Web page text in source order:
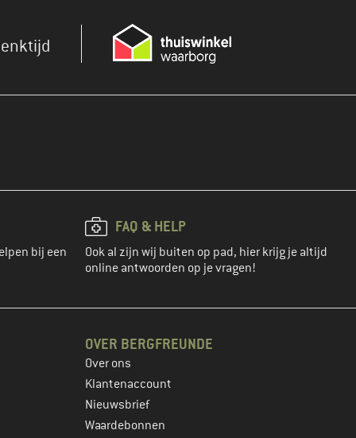
bij een
FAQ & HELP
Ook al zijn wij buiten op pad, hier krijg je altijd
online antwoorden op je vragen!
OVER BERGFREUNDE
Over ons
Klantenaccount
Nieuwsbrief
Waardebonnen